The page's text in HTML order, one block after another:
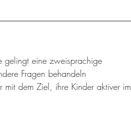
gelingt eine zweisprachige
Fragen behandeln
mit dem Ziel, ihre Kinder aktiver im